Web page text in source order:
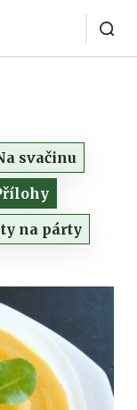
svačinu
na párty